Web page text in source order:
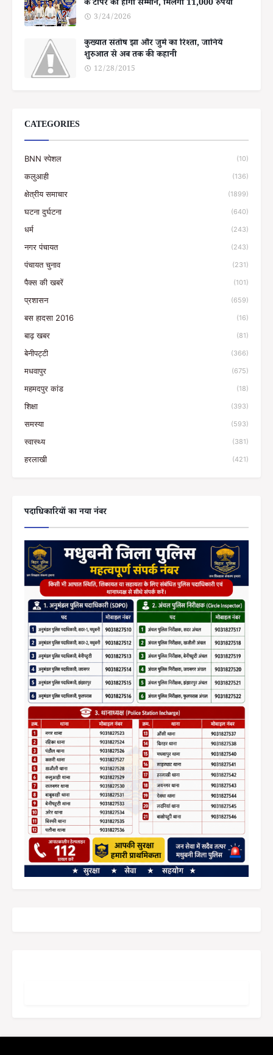
के टॉपर का होगा सम्मान, मिलेगा 11,000 रुपया
3/24/2026
कुख्यात संतोष झा और जुर्म का रिश्ता, जानिये
शुरुआत से अब तक की कहानी
12/28/2015
CATEGORIES
BNN स्पेशल (10)
कलुआही (136)
क्षेत्रीय समाचार (1899)
घटना दुर्घटना (640)
धर्म (243)
नगर पंचायत (243)
पंचायत चुनाव (231)
पैक्स की खबरें (101)
प्रशासन (659)
बस हादसा 2016 (16)
बाढ़ खबर (81)
बेनीपट्टी (366)
मधवापुर (675)
महमदपुर कांड (18)
शिक्षा (393)
समस्या (593)
स्वास्थ्य (381)
हरलाखी (421)
पदाधिकारियों का नया नंबर